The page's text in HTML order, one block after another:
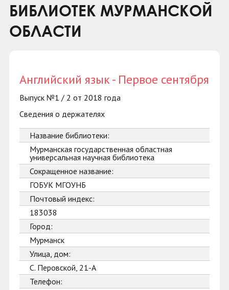
БИБЛИОТЕК МУРМАНСКОЙ
ОБЛАСТИ
Английский язык - Первое сентября
Выпуск №1 / 2 от 2018 года
Сведения о держателях
Название библиотеки:
Мурманская государственная областная
универсальная научная библиотека
Сокращенное название:
ГОБУК МГОУНБ
Почтовый индекс:
183038
Город:
Мурманск
Улица, дом:
С. Перовской, 21-А
Телефон: